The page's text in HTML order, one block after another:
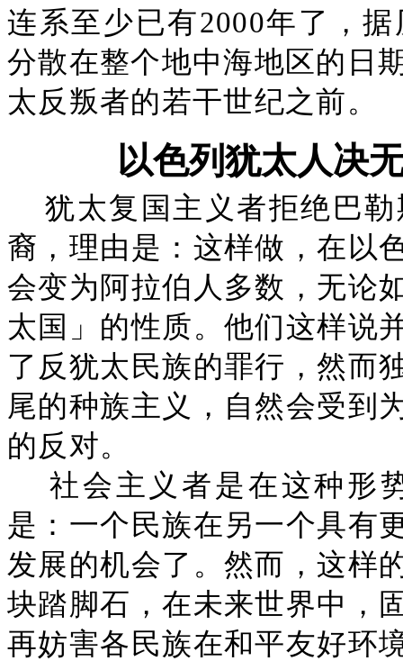
连系至少已有2000年了，
分散在整个地中海地区的日
太反叛者的若干世纪之前。
以色列犹太人决
犹太复国主义者拒绝巴
裔，理由是：这样做，在以
会变为阿拉伯人多数，无论
太国」的性质。他们这样说
了反犹太民族的罪行，然而
尾的种族主义，自然会受到
的反对。
社会主义者是在这种形
是：一个民族在另一个具有
发展的机会了。然而，这样
块踏脚石，在未来世界中，
再妨害各民族在和平友好环